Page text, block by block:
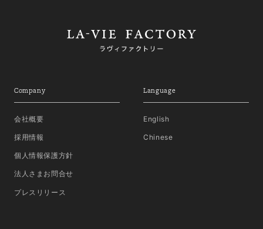
Company
会社概要
採用情報
個人情報保護方針
法人さまお問合せ
プレスリリース
Language
English
Chinese